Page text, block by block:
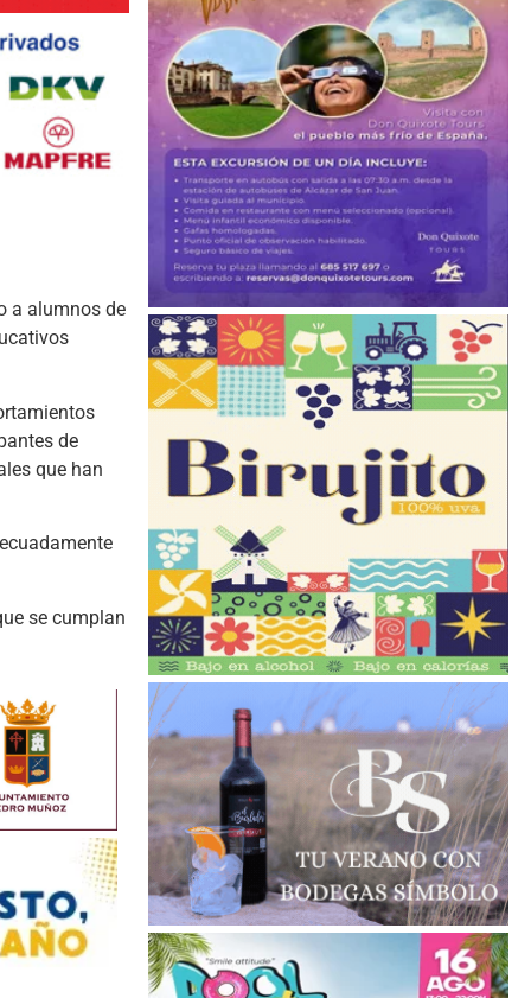
a alumnos de
de
que han
se cumplan